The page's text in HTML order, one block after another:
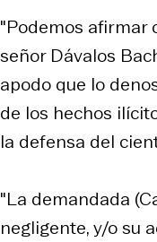
"Podemos afirmar
señor Dávalos
apodo que lo
de los hechos
la defensa del
"La demandada
negligente, y/o su